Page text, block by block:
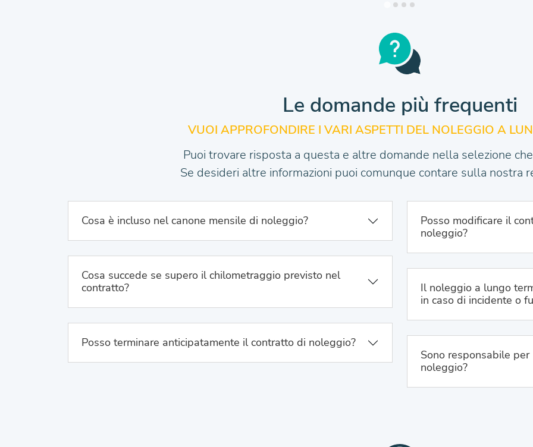
Le domande più frequenti
VUOI APPROFONDIRE I VARI ASPETTI DEL NOLEGGIO A
Puoi trovare risposta a questa e altre domande nella selezione
Se desideri altre informazioni puoi comunque contare sulla nostra
Cosa è incluso nel canone mensile di noleggio?
Cosa succede se supero il chilometraggio previsto nel
contratto?
Posso terminare anticipatamente il contratto di noleggio?
Posso modificare il
noleggio?
Il noleggio a lungo
in caso di incidente o
Sono responsabile
noleggio?